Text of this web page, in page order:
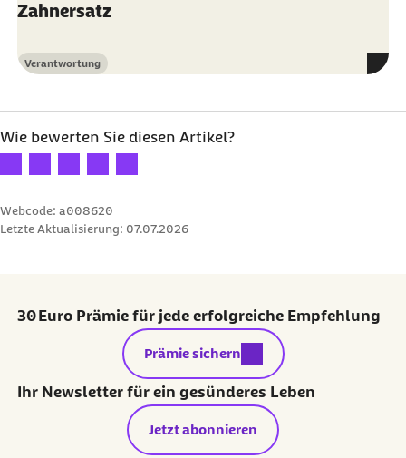
Zahnersatz
Kategorie
Verantwortung
Wie bewerten Sie diesen Artikel?
Webcode: a008620
Letzte Aktualisierung: 07.07.2026
30 Euro Prämie für jede erfolgreiche Empfehlung
externer Link:
Prämie sichern
Ihr Newsletter für ein gesünderes Leben
Jetzt abonnieren